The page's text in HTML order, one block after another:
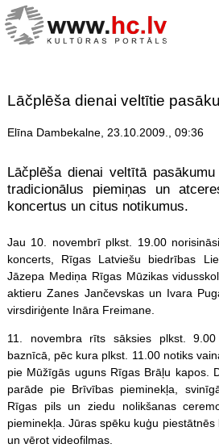
Lāčplēša dienai veltītie
Elīna Dambekalne, 23.10.2009., 09:36
Lāčplēša dienai veltītā
tradicionālus piemiņas un
koncertus un citus notikumus.
Jau 10. novembrī plkst. 19.00
koncerts, Rīgas Latviešu biedrības
Jāzepa Mediņa Rīgas Mūzikas
aktieru Zanes Jančevskas un Ivara
virsdiriģente Ināra Freimane.
11. novembra rīts sāksies plkst.
baznīcā, pēc kura plkst. 11.00 notiks
pie Mūžīgās uguns Rīgas Brāļu kapos.
parāde pie Brīvības pieminekļa,
Rīgas pils un ziedu nolikšanas
pieminekļa. Jūras spēku kuģu
un vērot videofilmas.